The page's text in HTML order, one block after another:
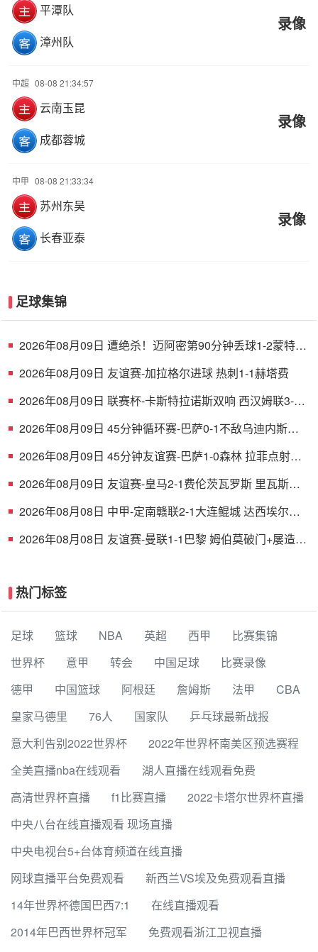
平潭队
漳州队
录像
中超 08-08 21:34:57
云南玉昆
成都蓉城
录像
中甲 08-08 21:33:34
苏州东吴
长春亚泰
录像
足球集锦
2026年08月09日 遭绝杀！迈阿密第90分钟丢球1-2蒙特雷
2026年08月09日 友谊赛-加拉格尔进球 热刺1-1赫塔费
2026年08月09日 联赛杯-卡斯特拉诺斯双响 西汉姆联3-1
2026年08月09日 45分钟循环赛-巴萨0-1不敌乌迪内斯无
2026年08月09日 45分钟友谊赛-巴萨1-0森林 拉菲点射费
2026年08月09日 友谊赛-皇马2-1费伦茨瓦罗斯 里瓦斯建
2026年08月08日 中甲-定南赣联2-1大连鲲城 达西埃尔两
2026年08月08日 友谊赛-曼联1-1巴黎 姆伯莫破门+屡造险
热门标签
足球 篮球 NBA 英超 西甲
比赛集锦
世界杯
意甲 转会 中国足球
比赛录像
德甲
中国篮球 阿根廷 詹姆斯 法甲
CBA
皇家马德里
76人 国家队
乒乓球最新战报
意大利告别2022世界杯
2022年世界杯南美区预选赛程
全美直播nba在线观看
湖人直播在线观看免费
高清世界杯直播
f1比赛直播
2022卡塔尔世界杯直播
中央八台在线直播观看 现场直播
中央电视台5+台体育频道在线直播
网球直播平台免费观看
新西兰VS埃及免费观看直播
14年世界杯德国巴西7:1
在线直播观看
2014年巴西世界杯冠军
免费观看浙江卫视直播